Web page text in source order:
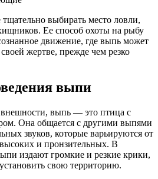
выбирать место ловли,
Ее способ охоты на рыбу
движение, где выпь может
жертве, прежде чем резко
выпи
выпь — это птица с
Она общается с другими выпями
звуков, которые варьируются от
и пронзительных. В
издают громкие и резкие крики,
свою территорию.